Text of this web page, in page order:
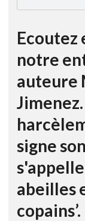
Ecoutez
notre
auteure
signe
abeilles
copains’.